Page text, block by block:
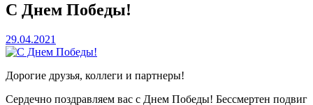
С Днем Победы!
29.04.2021
Дорогие друзья, коллеги и партнеры!
Сердечно поздравляем вас с Днем Победы! Бессмертен подвиг